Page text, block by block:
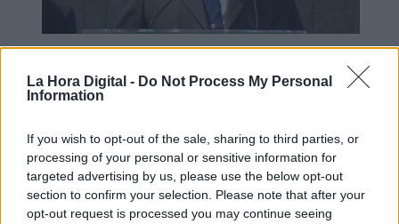
La Hora Digital - Do Not Process My Personal
Information
If you wish to opt-out of the sale, sharing to third parties, or
processing of your personal or sensitive information for
targeted advertising by us, please use the below opt-out
section to confirm your selection. Please note that after your
opt-out request is processed you may continue seeing
con Europa